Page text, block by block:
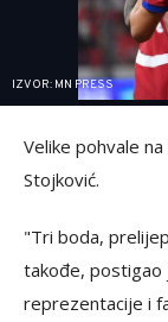
IZVOR: MN PRESS
Velike pohvale
Stojković.
"Tri boda,
takođe, postigao
reprezentacije i